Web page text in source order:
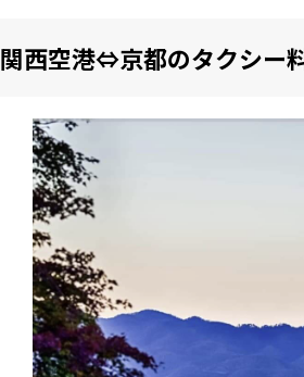
関西空港⇔京都のタクシー